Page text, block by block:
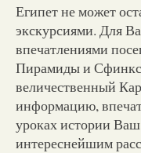
Египет не может
экскурсиями. Для
впечатлениями
Пирамиды и
величественный
информацию,
уроках истории
интереснейшим